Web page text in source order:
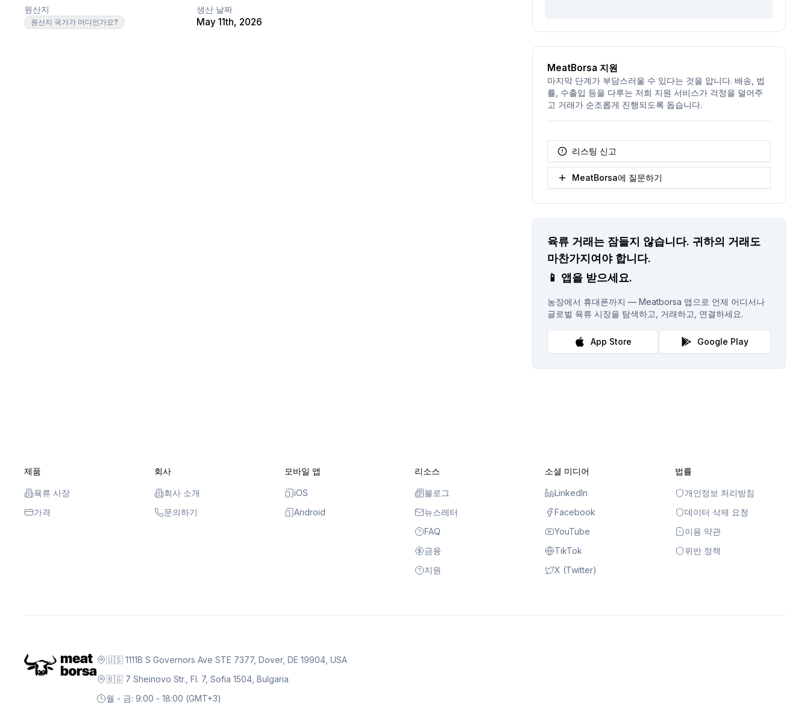
원산지
원산지 국가가 어디인가요?
생산 날짜
May 11th, 2026
MeatBorsa 지원
마지막 단계가 부담스러울 수 있다는 것을 압니다. 배송, 법
률, 수출입 등을 다루는 저희 지원 서비스가 걱정을 덜어주
고 거래가 순조롭게 진행되도록 돕습니다.
리스팅 신고
MeatBorsa에 질문하기
육류 거래는 잠들지 않습니다. 귀하의 거래도
마찬가지여야 합니다.
📱 앱을 받으세요.
농장에서 휴대폰까지 — Meatborsa 앱으로 언제 어디서나
글로벌 육류 시장을 탐색하고, 거래하고, 연결하세요.
App Store Google Play
제품
육류 사장
가격
회사
회사 소개
문의하기
모바일 앱
iOS
Android
리소스
블로그
뉴스레터
FAQ
금융
지원
소셜 미디어
LinkedIn
Facebook
YouTube
TikTok
X (Twitter)
법률
개인정보 처리방침
데이터 삭제 요청
이용 약관
위반 정책
🇺🇸 1111B S Governors Ave STE 7377, Dover, DE 19904, USA
🇧🇬 7 Sheinovo Str., Fl. 7, Sofia 1504, Bulgaria
월 - 금: 9:00 - 18:00 (GMT+3)